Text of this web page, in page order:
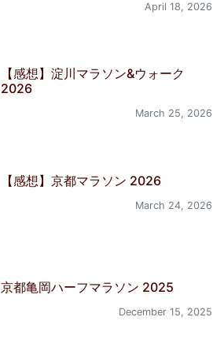
April 18, 2026
【感想】淀川マラソン&ウォーク
2026
March 25, 2026
【感想】京都マラソン 2026
March 24, 2026
京都亀岡ハーフマラソン 2025
December 15, 2025